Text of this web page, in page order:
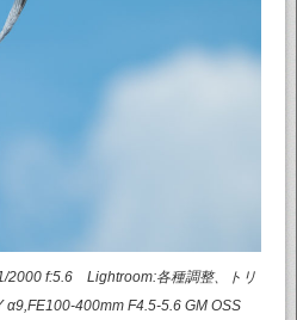
2000 f:5.6 Lightroom:各種調整、トリ
400mm F4.5-5.6 GM OSS